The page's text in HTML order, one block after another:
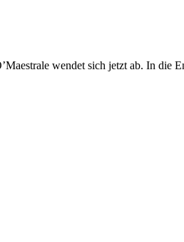
wendet sich jetzt ab. In